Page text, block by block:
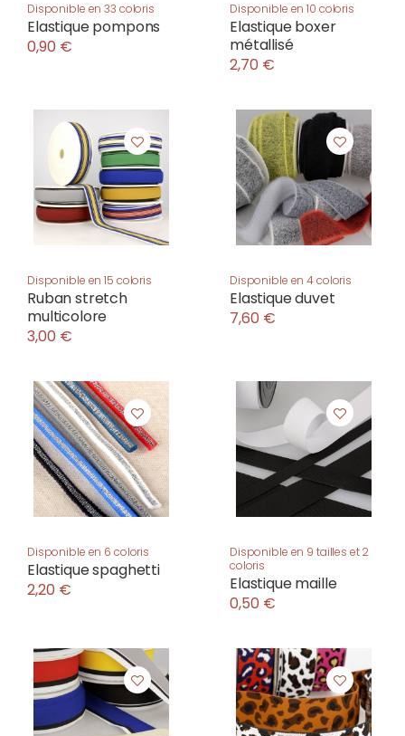
Disponible en 33 coloris
Elastique pompons
0,90 €
Disponible en 10 coloris
Elastique boxer
métallisé
2,70 €
Disponible en 15 coloris
Ruban stretch
multicolore
3,00 €
Disponible en 4 coloris
Elastique duvet
7,60 €
Disponible en 6 coloris
Elastique spaghetti
2,20 €
Disponible en 9 tailles et 2
coloris
Elastique maille
0,50 €